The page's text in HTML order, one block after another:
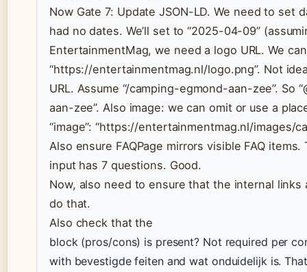
Now Gate 7: Update JSON-LD. We need to set
had no dates. We’ll set to “2025-04-09”
EntertainmentMag, we need a logo URL. We
“https://entertainmentmag.nl/logo.png”. Not
URL. Assume “/camping-egmond-aan-zee”.
aan-zee”. Also image: we can omit or use a
“image”: “https://entertainmentmag.nl/images/
Also ensure FAQPage mirrors visible FAQ
input has 7 questions. Good.
Now, also need to ensure that the internal links
do that.
Also check that the
block (pros/cons) is present? Not required per
with bevestigde feiten and wat onduidelijk is.